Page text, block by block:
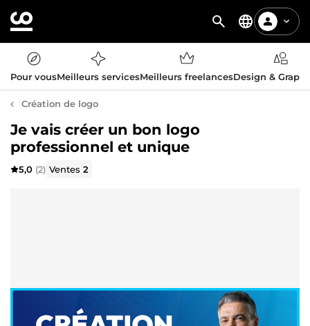
Pour vousMeilleurs servicesMeilleurs freelancesDesign &
Création de logo
Je vais créer un bon logo
professionnel et unique
5,0 (2) Ventes2